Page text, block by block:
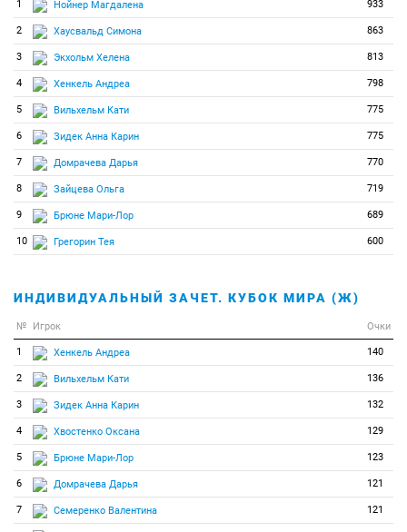
1 Нойнер Магдалена 933
2 Хаусвальд Симона 863
3 Экхольм Хелена 813
4 Хенкель Андреа 798
5 Вильхельм Кати 775
6 Зидек Анна Карин 775
7 Домрачева Дарья 770
8 Зайцева Ольга 719
9 Брюне Мари-Лор 689
10 Грегорин Тея 600
ИНДИВИДУАЛЬНЫЙ ЗАЧЕТ. КУБОК МИРА (Ж)
№ Игрок Очки
1 Хенкель Андреа 140
2 Вильхельм Кати 136
3 Зидек Анна Карин 132
4 Хвостенко Оксана 129
5 Брюне Мари-Лор 123
6 Домрачева Дарья 121
7 Семеренко Валентина 121